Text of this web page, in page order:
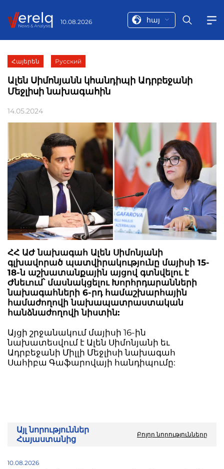
10.08.2026 հայ
Հայերեն Русский
Ալեն Սիմոնյանն կհանդիպի Ադրբեջանի
Մեջլիսի նախագահին
14.05.2024
ՀՀ ԱԺ նախագահ Ալեն Սիմոնյանի
գլխավորած պատվիրակությունը մայիսի 15-
18-ն աշխատանքային այցով գտնվելու է
Ժնեւում՝ մասնակցելու Խորհրդարանների
նախագահների 6-րդ համաշխարհային
համաժողովի նախապատրաստական
հանձնաժողովի նիստին:
Այցի շրջանակում մայիսի 16-ին
նախատեսվում է Ալեն Սիմոնյանի եւ
Ադրբեջանի Միլլի Մեջլիսի նախագահ
Սահիբա Գաֆարովայի հանդիպումը:
Այլ նորություններ
Հայաստանից
Բոլոր նորությունները
10.08.2026